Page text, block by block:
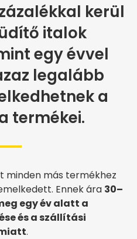
kerül
italok
egy évvel
legalább
a
termékei.
minden más termékhez
Ennek ára 30–
egy év alatt a
és a szállítási
.